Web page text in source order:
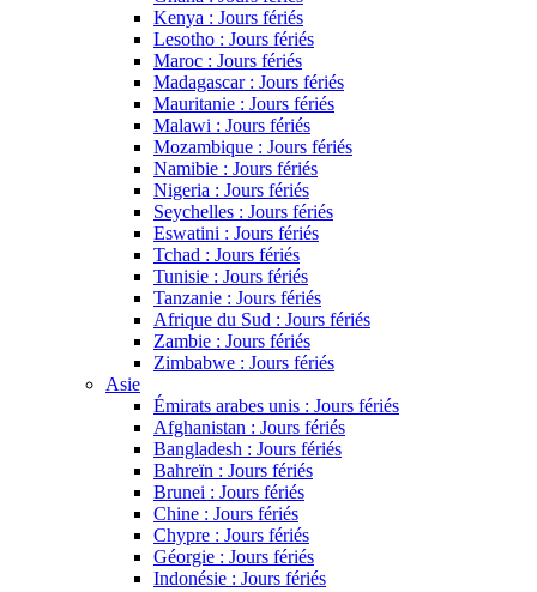
Kenya : Jours fériés
Lesotho : Jours fériés
Maroc : Jours fériés
Madagascar : Jours fériés
Mauritanie : Jours fériés
Malawi : Jours fériés
Mozambique : Jours fériés
Namibie : Jours fériés
Nigeria : Jours fériés
Seychelles : Jours fériés
Eswatini : Jours fériés
Tchad : Jours fériés
Tunisie : Jours fériés
Tanzanie : Jours fériés
Afrique du Sud : Jours fériés
Zambie : Jours fériés
Zimbabwe : Jours fériés
Asie
Émirats arabes unis : Jours fériés
Afghanistan : Jours fériés
Bangladesh : Jours fériés
Bahreïn : Jours fériés
Brunei : Jours fériés
Chine : Jours fériés
Chypre : Jours fériés
Géorgie : Jours fériés
Indonésie : Jours fériés